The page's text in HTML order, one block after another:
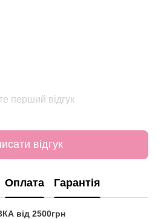
перший відгук
відгук
Оплата Гарантія
від 2500грн